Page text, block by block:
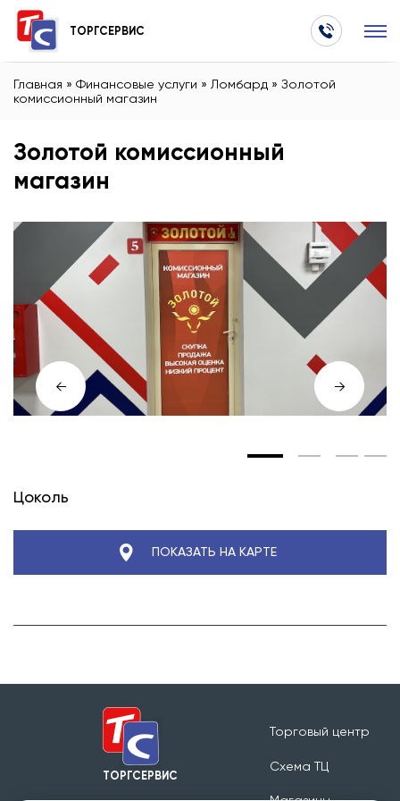
ТОРГСЕРВИС
Главная » Финансовые услуги » Ломбард » Золотой
комиссионный магазин
← →
Золотой комиссионный
магазин
Цоколь
ПОКАЗАТЬ НА КАРТЕ
ТОРГСЕРВИС
Торговый центр
Схема ТЦ